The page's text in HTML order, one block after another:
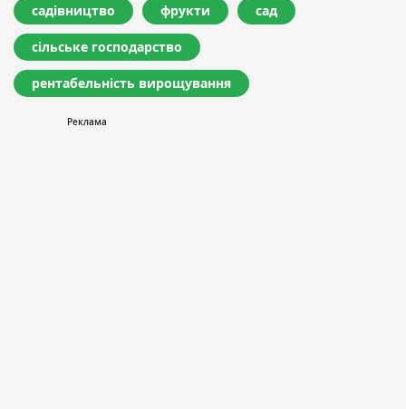
садівництво фрукти сад
сільське господарство
рентабельність вирощування